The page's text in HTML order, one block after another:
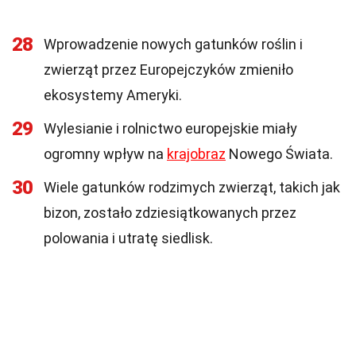
28
Wprowadzenie nowych gatunków roślin i
zwierząt przez Europejczyków zmieniło
ekosystemy Ameryki.
29
Wylesianie i rolnictwo europejskie miały
ogromny wpływ na krajobraz Nowego Świata.
30
Wiele gatunków rodzimych zwierząt, takich jak
bizon, zostało zdziesiątkowanych przez
polowania i utratę siedlisk.